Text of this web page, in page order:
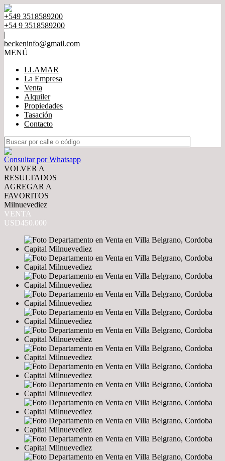
+549 3518589200
+54 9 3518589200
|
beckeninfo@gmail.com
MENÚ
LLAMAR
La Empresa
Venta
Alquiler
Propiedades
Tasación
Contacto
Consultar por Whatsapp
VOLVER A
RESULTADOS
AGREGAR A
FAVORITOS
Milnuevediez
VENTA
USD450.000